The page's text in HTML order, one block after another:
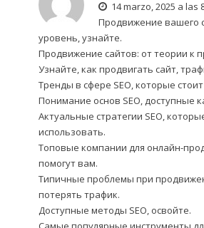
14 marzo, 2025 a las
Продвижение вашего
уровень, узнайте.
Продвижение сайтов: от теории к
Узнайте, как продвигать сайт,
Тренды в сфере SEO, которые
Понимание основ SEO, доступные
Актуальные стратегии SEO,
использовать.
Топовые компании для онлайн-
помогут вам.
Типичные проблемы при
потерять трафик.
Доступные методы SEO, освойте.